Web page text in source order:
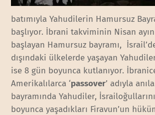
batımıyla Yahudilerin Hamursuz
başlıyor. İbrani takviminin Nisan
başlayan Hamursuz bayramı,
dışındaki ülkelerde yaşayan
ise 8 gün boyunca kutlanıyor.
Amerikalılarca ‘passover’ adıyla
bayramında Yahudiler,
boyunca yaşadıkları Firavun’un